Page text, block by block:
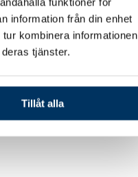
information från din enhet
kombinera informationen
tjänster.
Tillåt alla